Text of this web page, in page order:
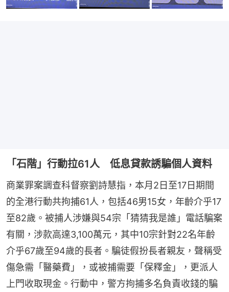
「石階」行動拉61人 低息貸款誘騙個人資料
商業罪案調查科督察劉詩慧指，本月2日至17日期間
的全港行動共拘捕61人，包括46男15女，年齡介乎17
至82歲。被捕人涉嫌與54宗「猜猜我是誰」電話騙案
有關，涉款高達3,100萬元，其中10宗針對22名年齡
介乎67歲至94歲的長者。騙徒假扮長者親友，聲稱受
傷急需「醫藥費」，或被捕需要「保釋金」，更派人
上門收取現金。行動中，警方拘捕多名負責收錢的騙